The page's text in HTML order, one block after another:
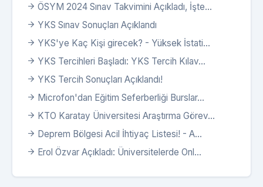
ÖSYM 2024 Sınav Takvimini Açıkladı, İşte...
YKS Sınav Sonuçları Açıklandı
YKS'ye Kaç Kişi girecek? - Yüksek İstati...
YKS Tercihleri Başladı: YKS Tercih Kılav...
YKS Tercih Sonuçları Açıklandı!
Microfon'dan Eğitim Seferberliği Burslar...
KTO Karatay Üniversitesi Araştırma Görev...
Deprem Bölgesi Acil İhtiyaç Listesi! - A...
Erol Özvar Açıkladı: Üniversitelerde Onl...